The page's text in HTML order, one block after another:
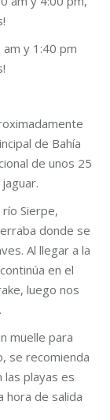
am y 1:40 pm
de Bahía
de unos 25
Sierpe,
donde se
Al llegar a la
en el
luego nos
muelle para
se recomienda
playas es
hora de salida